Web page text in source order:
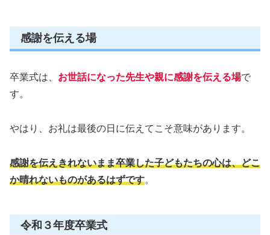
感謝を伝える場
卒業式は、 お世話になった先生や親に感謝を伝える場で
す。
やはり、お礼は最後の日に伝えてこそ意味があります。
感謝を伝えきれないまま卒業した子どもたちの心は、どこ
か晴れないものがあるはずです。
令和３年度卒業式